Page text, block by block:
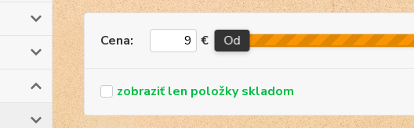
Cena: € Od
skladom